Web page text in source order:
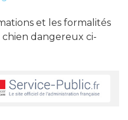
et les formalités
dangereux ci-